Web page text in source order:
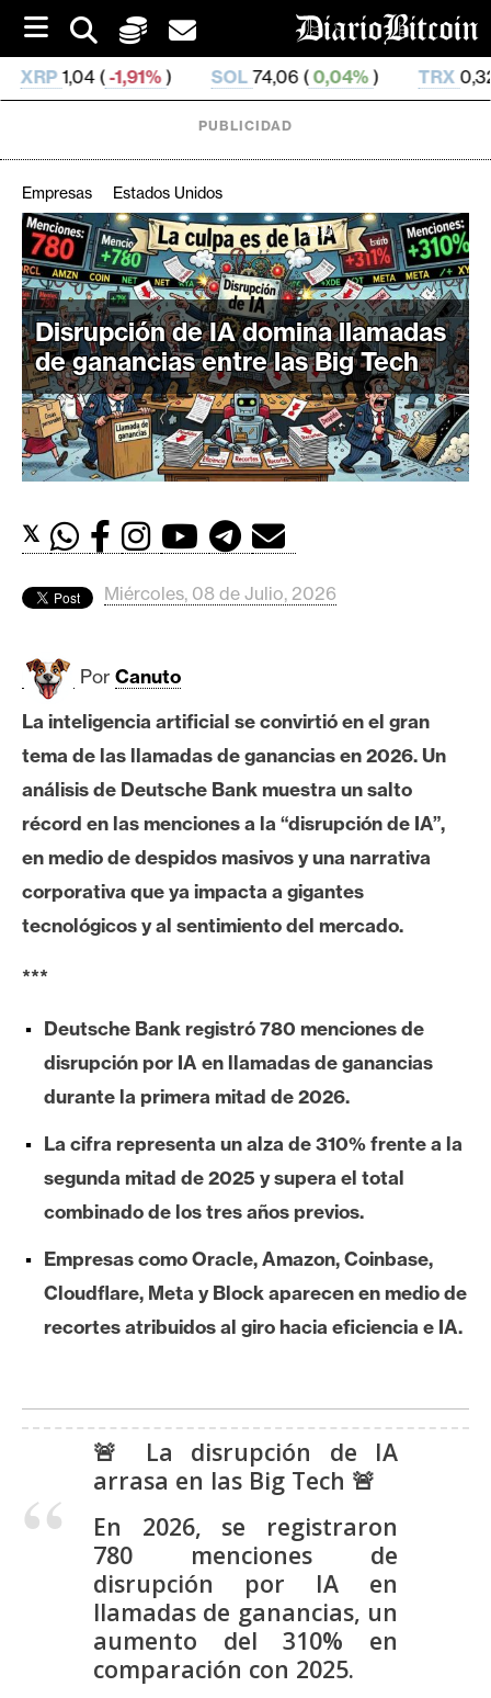
i
t
o
) SOL74,06 (0,04%) TRX0,326 226 ( -0,11%)
C
r
i
p
t
o
M
e
r
d
s
B
i
t
c
o
i
n
E
r
e
I
A
A
n
i
s
PUBLICIDAD
Empresas Estados Unidos
Disrupción de IA domina llamadas
de ganancias entre las Big Tech
𝕏
Miércoles, 08 de Julio, 2026
Por Canuto
La inteligencia artificial se convirtió en el gran
tema de las llamadas de ganancias en 2026. Un
análisis de Deutsche Bank muestra un salto
récord en las menciones a la “disrupción de IA”,
en medio de despidos masivos y una narrativa
corporativa que ya impacta a gigantes
tecnológicos y al sentimiento del mercado.
***
Deutsche Bank registró 780 menciones de
disrupción por IA en llamadas de ganancias
durante la primera mitad de 2026.
La cifra representa un alza de 310% frente a la
segunda mitad de 2025 y supera el total
combinado de los tres años previos.
Empresas como Oracle, Amazon, Coinbase,
Cloudflare, Meta y Block aparecen en medio de
recortes atribuidos al giro hacia eficiencia e IA.
🚨 La disrupción de IA
arrasa en las Big Tech 🚨
En 2026, se registraron
780 menciones de
disrupción por IA en
llamadas de ganancias, un
aumento del 310% en
comparación con 2025.